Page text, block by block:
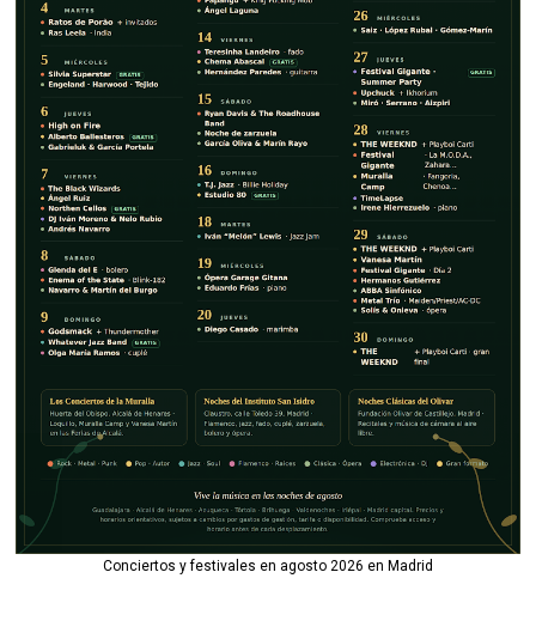
Conciertos y festivales en agosto 2026 en Madrid